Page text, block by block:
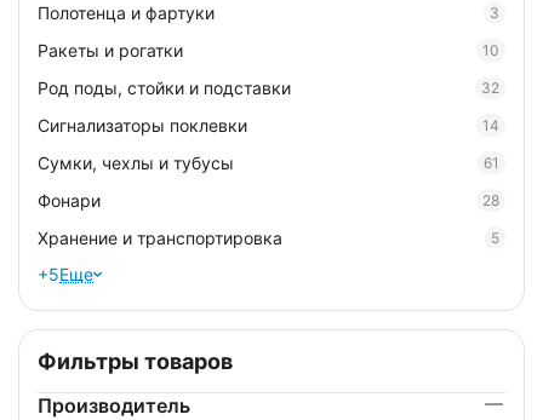
Полотенца и фартуки 3
Ракеты и рогатки 10
Род поды, стойки и подставки 32
Сигнализаторы поклевки 14
Сумки, чехлы и тубусы 61
Фонари 28
Хранение и транспортировка 5
+5Еще
Фильтры товаров
Производитель